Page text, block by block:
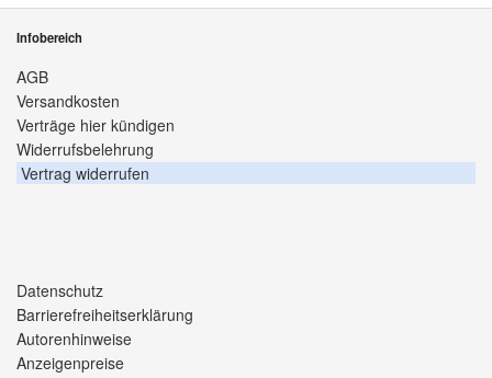
Infobereich
AGB
Versandkosten
Verträge hier kündigen
Widerrufsbelehrung
Vertrag widerrufen
Datenschutz
Barrierefreiheitserklärung
Autorenhinweise
Anzeigenpreise